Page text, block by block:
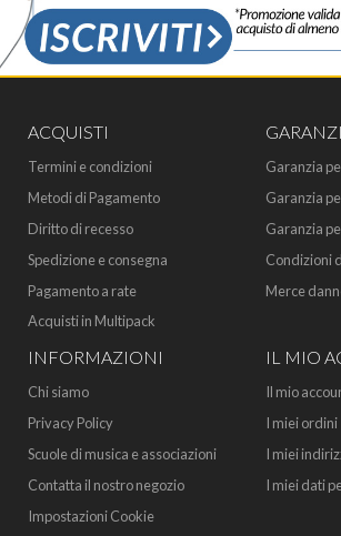
ACQUISTI
Termini e condizioni
Metodi di Pagamento
Diritto di recesso
Spedizione e consegna
Pagamento a rate
Acquisti in Multipack
Garanzia
Garanzia
Garanzia
Condizioni
Merce
INFORMAZIONI
Chi siamo
Privacy Policy
Scuole di musica e associazioni
Contatta il nostro negozio
Impostazioni Cookie
IL MIO
Il mio
I miei ordini
I miei
I miei dati